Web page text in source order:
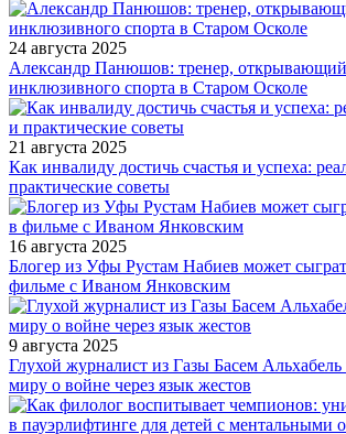
24 августа 2025
Александр Панюшов: тренер,
инклюзивного спорта в Старом Осколе
21 августа 2025
Как инвалиду достичь счастья и успеха:
практические советы
16 августа 2025
Блогер из Уфы Рустам Набиев может
фильме с Иваном Янковским
9 августа 2025
Глухой журналист из Газы Басем Альхабель
миру о войне через язык жестов